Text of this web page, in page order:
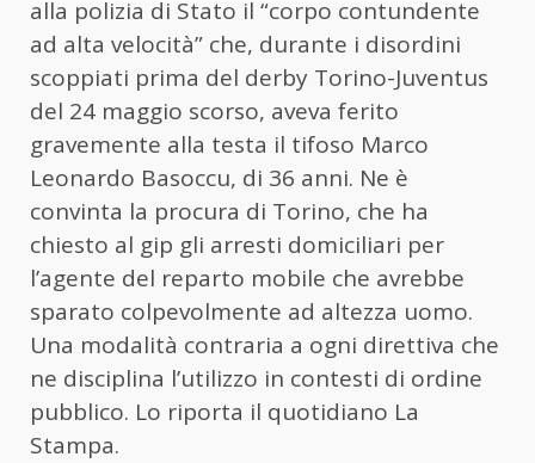
alla polizia di Stato il “corpo contundente
ad alta velocità” che, durante i disordini
scoppiati prima del derby Torino-Juventus
del 24 maggio scorso, aveva ferito
gravemente alla testa il tifoso Marco
Leonardo Basoccu, di 36 anni. Ne è
convinta la procura di Torino, che ha
chiesto al gip gli arresti domiciliari per
l’agente del reparto mobile che avrebbe
sparato colpevolmente ad altezza uomo.
Una modalità contraria a ogni direttiva che
ne disciplina l’utilizzo in contesti di ordine
pubblico. Lo riporta il quotidiano La
Stampa.